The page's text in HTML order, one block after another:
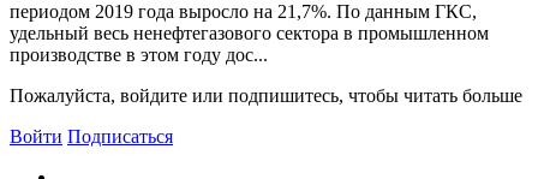
периодом 2019 года выросло на 21,7%. По данным ГКС,
удельный весь ненефтегазового сектора в промышленном
производстве в этом году дос...
Пожалуйста, войдите или подпишитесь, чтобы читать больше
Войти Подписаться